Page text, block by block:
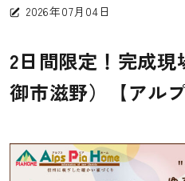
上田ハウジングパ
佐久平ハウジングパ
デザインから選ぶ
長野中央ハウジン
2026年07月04日
2日間限定！完成
御市滋野）【アル